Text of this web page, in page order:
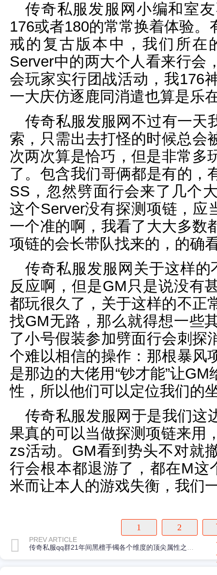
传奇私服发服网小编和室
176或者180的常常换着体验
戒的复古版本中，我们所在
Server中的两大个人看来行会
会玩家实行团战活动，我176
一大庆仿逐鹿同消遣也算是乐
传奇私服发服网不过有一天
索，只需出去打怪的时候总会
次两次算是恰巧，但是非常多
了。包含我们哥俩都是有的，
SS，忽然劈面行会来了几个
这个Server没有探测项链，应
一个准的啊，我看了大大多数
项链的会长带队找来的，的确
传奇私服发服网关于这样
反应啊，但是GM只是说没有
都玩很久了，关于这样的不正
找GM无路，那么就得想一些
了小号假装参加劈面行会刺探
个难以相信的操作：那根暴风
是那边的大佬用“钞才能”让
性，所以他们可以定位我们的
传奇私服发服网于是我们这
果真的可以当做探测项链来用
zs活动。GM看到势头不对就
行会根本都退游了，都在M这
米而让本人的游戏失衡，我们
1 2
PREV ARTICLE